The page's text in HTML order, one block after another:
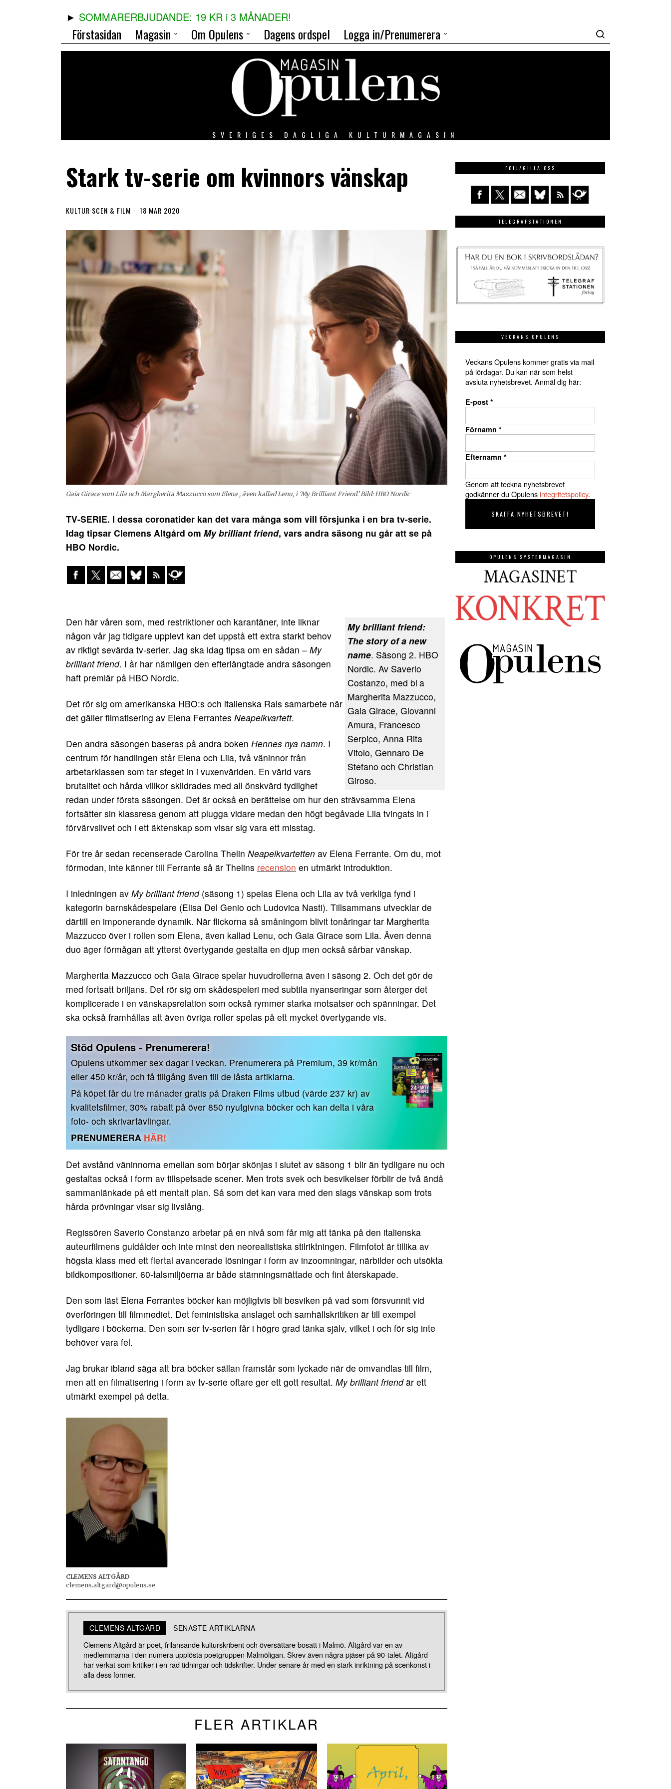
SOMMARERBJUDANDE: 19 KR i 3 MÅNADER!
Förstasidan Magasin Om Opulens Dagens ordspel Logga in/Prenumerera
SVERIGES DAGLIGA KULTURMAGASIN
Stark tv-serie om kvinnors vänskap
KULTUR·SCEN & FILM 18 MAR 2020
Gaia Girace som Lila och Margherita Mazzucco som Elena , även kallad Lenu, i ‘My Brilliant Friend.’ Bild: HBO Nordic
TV-SERIE. I dessa coronatider kan det vara många som vill försjunka i en bra tv-serie.
Idag tipsar Clemens Altgård om My brilliant friend, vars andra säsong nu går att se på
HBO Nordic.
My brilliant friend:
The story of a new
name. Säsong 2. HBO
Nordic. Av Saverio
Costanzo, med bl a
Margherita Mazzucco,
Gaia Girace, Giovanni
Amura, Francesco
Serpico, Anna Rita
Vitolo, Gennaro De
Stefano och Christian
Giroso.
Den här våren som, med restriktioner och karantäner, inte liknar
någon vår jag tidigare upplevt kan det uppstå ett extra starkt behov
av riktigt sevärda tv-serier. Jag ska idag tipsa om en sådan – My
brilliant friend. I år har nämligen den efterlängtade andra säsongen
haft premiär på HBO Nordic.
Det rör sig om amerikanska HBO:s och italienska Rais samarbete när
det gäller filmatisering av Elena Ferrantes Neapelkvartett.
Den andra säsongen baseras på andra boken Hennes nya namn. I
centrum för handlingen står Elena och Lila, två väninnor från
arbetarklassen som tar steget in i vuxenvärlden. En värld vars
brutalitet och hårda villkor skildrades med all önskvärd tydlighet
redan under första säsongen. Det är också en berättelse om hur den strävsamma Elena
fortsätter sin klassresa genom att plugga vidare medan den högt begåvade Lila tvingats in i
förvärvslivet och i ett äktenskap som visar sig vara ett misstag.
För tre år sedan recenserade Carolina Thelin Neapelkvartetten av Elena Ferrante. Om du, mot
förmodan, inte känner till Ferrante så är Thelins recension en utmärkt introduktion.
I inledningen av My brilliant friend(säsong 1) spelas Elena och Lila av två verkliga fynd i
kategorin barnskådespelare (Elisa Del Genio och Ludovica Nasti). Tillsammans utvecklar de
därtill en imponerande dynamik. När flickorna så småningom blivit tonåringar tar Margherita
Mazzucco över i rollen som Elena, även kallad Lenu, och Gaia Girace som Lila. Även denna
duo äger förmågan att ytterst övertygande gestalta en djup men också sårbar vänskap.
Margherita Mazzucco och Gaia Girace spelar huvudrollerna även i säsong 2. Och det gör de
med fortsatt briljans. Det rör sig om skådespeleri med subtila nyanseringar som återger det
komplicerade i en vänskapsrelation som också rymmer starka motsatser och spänningar. Det
ska också framhållas att även övriga roller spelas på ett mycket övertygande vis.
Stöd Opulens - Prenumerera!
Opulens utkommer sex dagar i veckan. Prenumerera på Premium, 39 kr/mån
eller 450 kr/år, och få tillgång även till de låsta artiklarna.
På köpet får du tre månader gratis på Draken Films utbud (värde 237 kr) av
kvalitetsfilmer, 30% rabatt på över 850 nyutgivna böcker och kan delta i våra
foto- och skrivartävlingar.
PRENUMERERA HÄR!
Det avstånd väninnorna emellan som börjar skönjas i slutet av säsong 1 blir än tydligare nu och
gestaltas också i form av tillspetsade scener. Men trots svek och besvikelser förblir de två ändå
sammanlänkade på ett mentalt plan. Så som det kan vara med den slags vänskap som trots
hårda prövningar visar sig livslång.
Regissören Saverio Constanzo arbetar på en nivå som får mig att tänka på den italienska
auteurfilmens guldålder och inte minst den neorealistiska stilriktningen. Filmfotot är tillika av
högsta klass med ett flertal avancerade lösningar i form av inzoomningar, närbilder och utsökta
bildkompositioner. 60-talsmiljöerna är både stämningsmättade och fint återskapade.
Den som läst Elena Ferrantes böcker kan möjligtvis bli besviken på vad som försvunnit vid
överföringen till filmmediet. Det feministiska anslaget och samhällskritiken är till exempel
tydligare i böckerna. Den som ser tv-serien får i högre grad tänka själv, vilket i och för sig inte
behöver vara fel.
Jag brukar ibland säga att bra böcker sällan framstår som lyckade när de omvandlas till film,
men att en filmatisering i form av tv-serie oftare ger ett gott resultat. My brilliant friendär ett
utmärkt exempel på detta.
CLEMENS ALTGÅRD
clemens.altgard@opulens.se
CLEMENS ALTGÅRD SENASTE ARTIKLARNA
Clemens Altgård är poet, frilansande kulturskribent och översättare bosatt i Malmö. Altgård var en av
medlemmarna i den numera upplösta poetgruppen Malmöligan. Skrev även några pjäser på 90-talet. Altgård
har verkat som kritiker i en rad tidningar och tidskrifter. Under senare år med en stark inriktning på scenkonst i
alla dess former.
FLER ARTIKLAR
FÖLJ/GILLA OSS
TELEGRAFSTATIONEN
VECKANS OPULENS
Veckans Opulens kommer gratis via mail
på lördagar. Du kan när som helst
avsluta nyhetsbrevet. Anmäl dig här:
E-post *
Förnamn *
Efternamn *
Genom att teckna nyhetsbrevet
godkänner du Opulensintegritetspolicy.
OPULENS SYSTERMAGASIN